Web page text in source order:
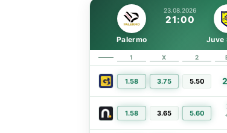
23.08.2026
21:00
Palermo Juve
1 X 2
1.58 3.75 5.50
1.58 3.65 5.60